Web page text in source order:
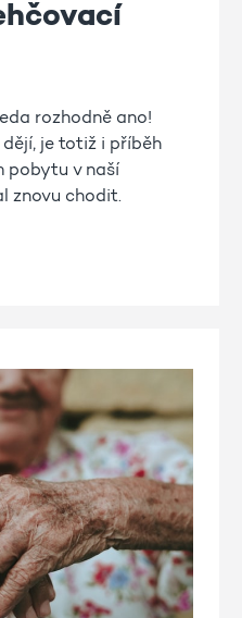
rozhodně ano!
dějí, je totiž i příběh
pobytu v naší
znovu chodit.